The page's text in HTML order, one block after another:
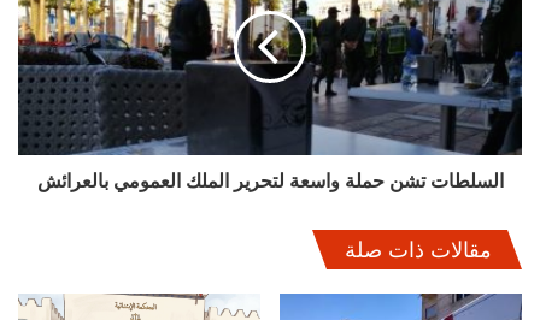
السلطات تشن حملة واسعة لتحرير الملك العمومي بالعرائش
مقالات ذات صلة